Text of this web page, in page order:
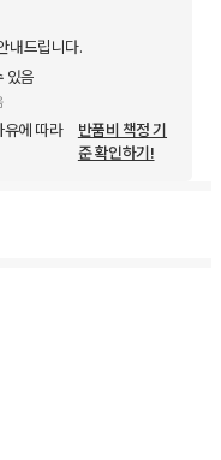
내드립니다.
있음
에 따라
반품비 책정 기
준 확인하기!